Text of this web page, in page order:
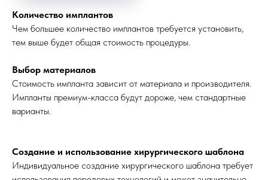
Количество имплантов
Чем большее количество имплантов требуется установить,
тем выше будет общая стоимость процедуры.
Выбор материалов
Стоимость импланта зависит от материала и производителя.
Импланты премиум-класса будут дороже, чем стандартные
варианты.
Создание и использование хирургического шаблона
Индивидуальное создание хирургического шаблона требует